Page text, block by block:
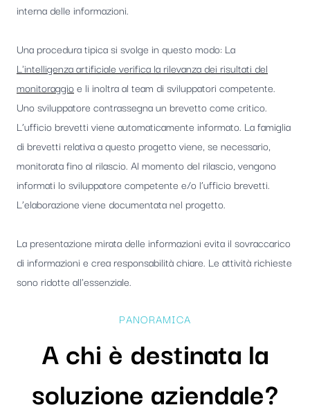
interna delle informazioni.
Una procedura tipica si svolge in questo modo: La
L'intelligenza artificiale verifica la rilevanza dei risultati del
monitoraggioe li inoltra al team di sviluppatori competente.
Uno sviluppatore contrassegna un brevetto come critico.
L’ufficio brevetti viene automaticamente informato. La famiglia
di brevetti relativa a questo progetto viene, se necessario,
monitorata fino al rilascio. Al momento del rilascio, vengono
informati lo sviluppatore competente e/o l’ufficio brevetti.
L’elaborazione viene documentata nel progetto.
La presentazione mirata delle informazioni evita il sovraccarico
di informazioni e crea responsabilità chiare. Le attività richieste
sono ridotte all'essenziale.
PANORAMICA
A chi è destinata la
soluzione aziendale?